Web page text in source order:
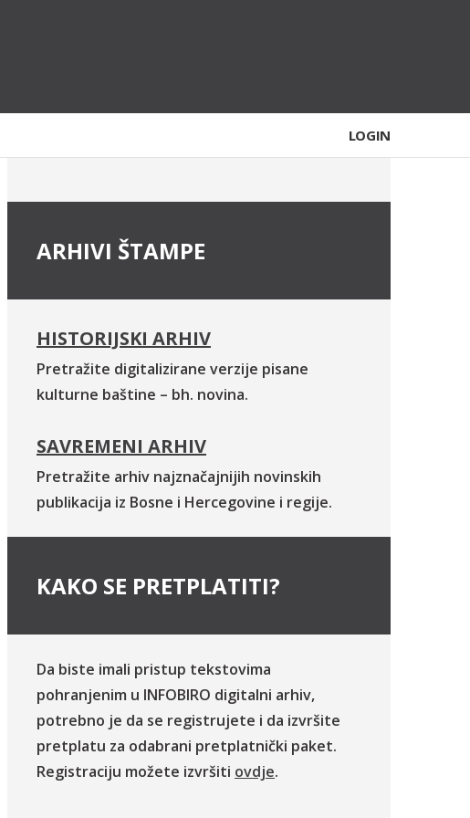
LOGIN
ARHIVI ŠTAMPE
HISTORIJSKI ARHIV
Pretražite digitalizirane verzije pisane
kulturne baštine – bh. novina.
SAVREMENI ARHIV
Pretražite arhiv najznačajnijih novinskih
publikacija iz Bosne i Hercegovine i regije.
KAKO SE PRETPLATITI?
Da biste imali pristup tekstovima
pohranjenim u INFOBIRO digitalni arhiv,
potrebno je da se registrujete i da izvršite
pretplatu za odabrani pretplatnički paket.
Registraciju možete izvršiti ovdje.